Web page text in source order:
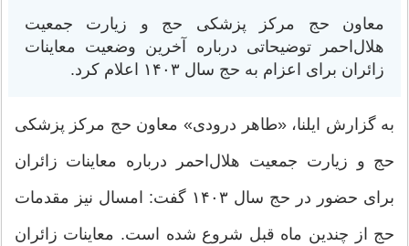
معاون حج مرکز پزشکی حج و زیارت جمعیت
هلال‌احمر توضیحاتی درباره آخرین وضعیت معاینات
زائران برای اعزام به حج سال ۱۴۰۳ اعلام کرد.
به گزارش ایلنا، «طاهر درودی» معاون حج مرکز پزشکی
حج و زیارت جمعیت هلال‌احمر درباره معاینات زائران
برای حضور در حج سال ۱۴۰۳ گفت: امسال نیز مقدمات
حج از چندین ماه قبل شروع شده است. معاینات زائران